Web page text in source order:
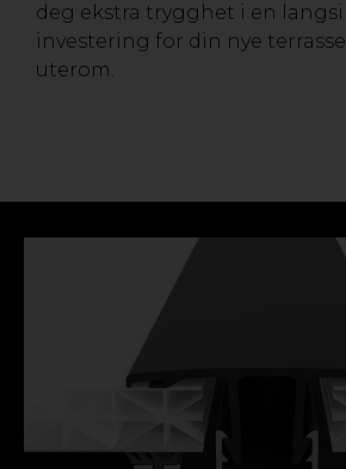
deg ekstra trygghet i en
investering for din nye
uterom.
Polypropylen (PP)